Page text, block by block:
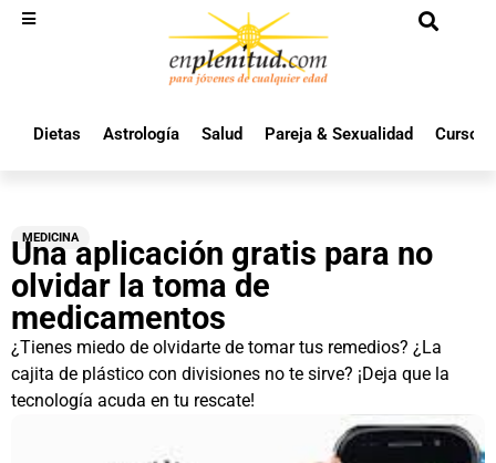
Dietas Astrología Salud Pareja & Sexualidad Cursos
MEDICINA
Una aplicación gratis para no
olvidar la toma de
medicamentos
¿Tienes miedo de olvidarte de tomar tus remedios? ¿La
cajita de plástico con divisiones no te sirve? ¡Deja que la
tecnología acuda en tu rescate!